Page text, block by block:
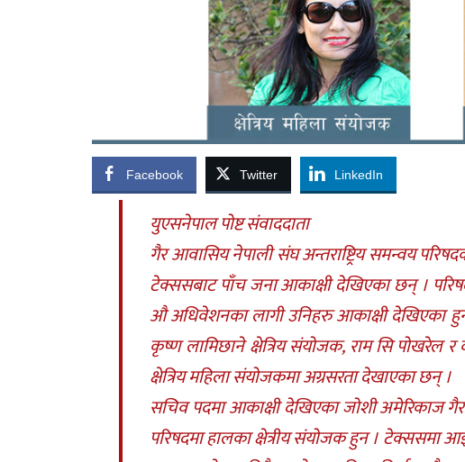
Facebook Twitter LinkedIn
युएसनेपाल पोष्ट संवाददाता
गैर आवासिय नेपाली संघ अन्तराष्ट्रिय समन्वय
टेक्ससबाट पाँच जना आकाक्षी देखिएका छन् ।
औ अधिवेशनका लागी उनिहरु आकाक्षी देखिएका
कृष्ण लामिछाने क्षेत्रिय संयोजक, राम सि पोखरेल
क्षेत्रिय महिला संयोजकमा अग्रसरता देखाएका छन् ।
सचिव पदमा आकाक्षी देखिएका जोशी अमेरिकाज
परिषदमा हालका क्षेत्रीय संयोजक हुन । टेक्ससमा